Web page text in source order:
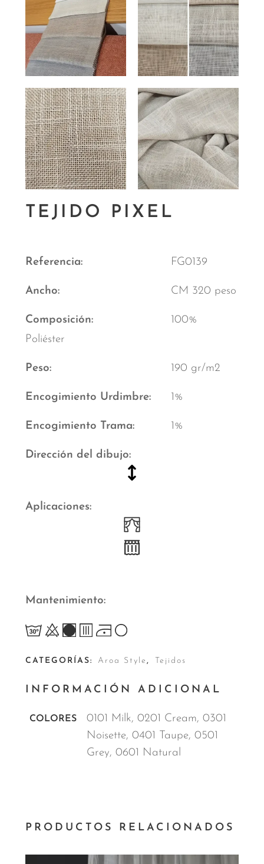
TEJIDO PIXEL
Referencia FG0139
Ancho CM 320 peso
Composición
100%
Poliéster
Peso 190 gr/m2
Encogimiento Urdimbre 1%
Encogimiento Trama 1%
Dirección del dibujo
Aplicaciones
Mantenimiento
CATEGORÍAS: Aroa Style , Tejidos
INFORMACIÓN ADICIONAL
COLORES
0101 Milk, 0201 Cream, 0301
Noisette, 0401 Taupe, 0501
Grey, 0601 Natural
PRODUCTOS RELACIONADOS